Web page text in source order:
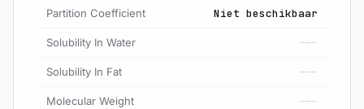
Partition Coefficient Niet beschikbaar
Solubility In Water ---
Solubility In Fat ---
Molecular Weight ---